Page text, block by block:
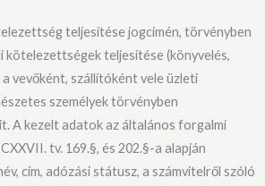
teljesítése jogcímén, törvényben
kötelezettségek teljesítése (könyvelés,
vevőként, szállítóként vele üzleti
személyek törvényben
A kezelt adatok az általános forgalmi
tv. 169.§, és 202.§-a alapján
cím, adózási státusz, a számvitelről szóló